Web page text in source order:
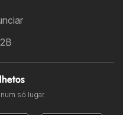
só lugar.